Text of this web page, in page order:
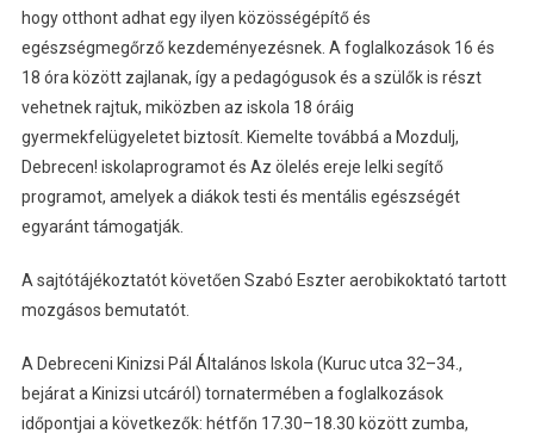
hogy otthont adhat egy ilyen közösségépítő és
egészségmegőrző kezdeményezésnek. A foglalkozások 16 és
18 óra között zajlanak, így a pedagógusok és a szülők is részt
vehetnek rajtuk, miközben az iskola 18 óráig
gyermekfelügyeletet biztosít. Kiemelte továbbá a Mozdulj,
Debrecen! iskolaprogramot és Az ölelés ereje lelki segítő
programot, amelyek a diákok testi és mentális egészségét
egyaránt támogatják.
A sajtótájékoztatót követően Szabó Eszter aerobikoktató tartott
mozgásos bemutatót.
A Debreceni Kinizsi Pál Általános Iskola (Kuruc utca 32–34.,
bejárat a Kinizsi utcáról) tornatermében a foglalkozások
időpontjai a következők: hétfőn 17.30–18.30 között zumba,